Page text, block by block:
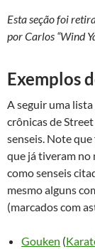
Esta seção foi
por Carlos “Wind
Exemplos
A seguir uma
crônicas de
senseis. Note
que já tiveram no
como senseis
mesmo alguns
(marcados com
Gouken (